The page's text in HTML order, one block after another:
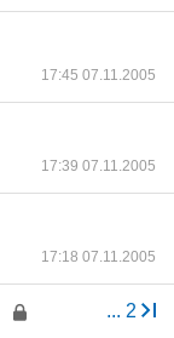
17:45 07.11.2005
17:39 07.11.2005
17:18 07.11.2005
... 2